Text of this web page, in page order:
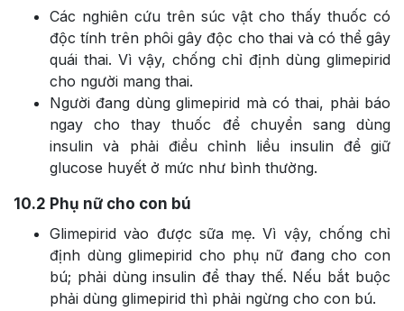
Các nghiên cứu trên súc vật cho thấy thuốc có
độc tính trên phôi gây độc cho thai và có thể gây
quái thai. Vì vậy, chống chỉ định dùng glimepirid
cho người mang thai.
Người đang dùng glimepirid mà có thai, phải báo
ngay cho thay thuốc để chuyển sang dùng
insulin và phải điều chỉnh liều insulin để giữ
glucose huyết ở mức như bình thường.
10.2 Phụ nữ cho con bú
Glimepirid vào được sữa mẹ. Vì vậy, chống chỉ
định dùng glimepirid cho phụ nữ đang cho con
bú; phải dùng insulin để thay thế. Nếu bắt buộc
phải dùng glimepirid thì phải ngừng cho con bú.